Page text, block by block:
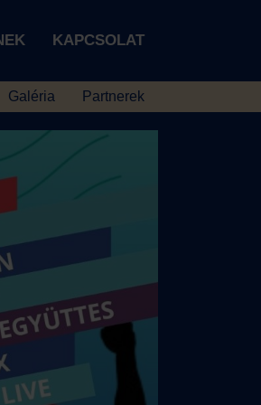
KAPCSOLAT
Galéria Partnerek